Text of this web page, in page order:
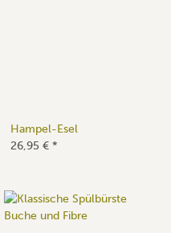
Hampel-Esel
26,95 € *